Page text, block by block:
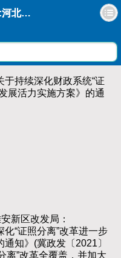
会计视野法规库:河北省财政厅印发《关于持续深化财政系统“证照分离”改革进一步激发市场主体发展活力实施方案》的通知
于持续深化财政系统“证
展活力实施方案》的通
新区改发局：
“证照分离”改革进一步
知》(冀政发〔2021〕
离”改革全覆盖，并加大